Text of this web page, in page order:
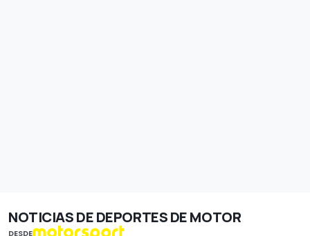
NOTICIAS DE DEPORTES DE MOTOR
DESDE